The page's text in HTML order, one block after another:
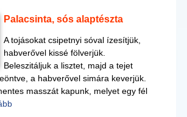
Palacsinta, sós alaptészta
A tojásokat csipetnyi sóval ízesítjük,
habverővel kissé fölverjük.
Beleszitáljuk a lisztet, majd a tejet
a habverővel simára keverjük.
masszát kapunk, melyet egy fél